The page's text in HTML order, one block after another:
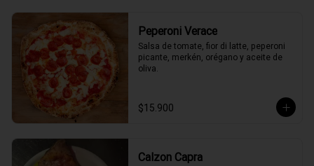
Peperoni Verace
Salsa de tomate, fior di latte, peperoni
picante, merkén, orégano y aceite de
oliva.
$15.900
Calzon Capra